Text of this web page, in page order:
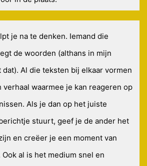
je na te denken. Iemand die
de woorden (althans in mijn
Al die teksten bij elkaar vormen
waarmee je kan reageren op
Als je dan op het juiste
stuurt, geef je de ander het
en creëer je een moment van
al is het medium snel en